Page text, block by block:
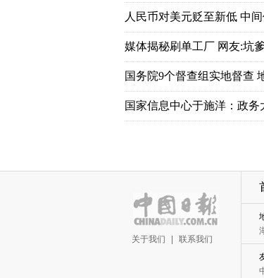
人民币对美元贬至新低 中
媒体揭秘刷单工厂 网友:坑
国务院9个督查组实地督查
国家信息中心于施洋：政务
关于我们 联系我们